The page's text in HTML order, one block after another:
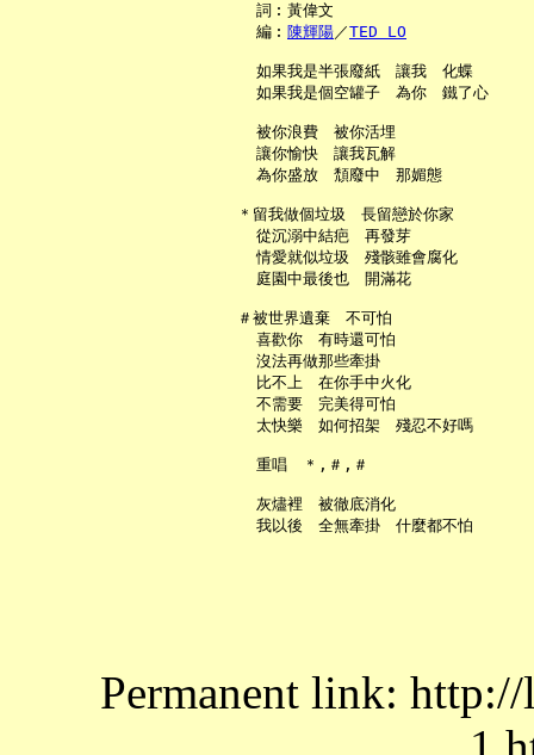
     詞︰黃偉文
     編︰
陳輝陽／TED LO
     如果我是半張廢紙　讓我　化蝶
     如果我是個空罐子　為你　鐵了心
     被你浪費　被你活埋
     讓你愉快　讓我瓦解
     為你盛放　頹廢中　那媚態
   ＊留我做個垃圾　長留戀於你家
     從沉溺中結疤　再發芽
     情愛就似垃圾　殘骸雖會腐化
     庭園中最後也　開滿花
   ＃被世界遺棄　不可怕
     喜歡你　有時還可怕
     沒法再做那些牽掛
     比不上　在你手中火化
     不需要　完美得可怕
     太快樂　如何招架　殘忍不好嗎
     重唱　＊,＃,＃
     灰燼裡　被徹底消化
Permanent link: